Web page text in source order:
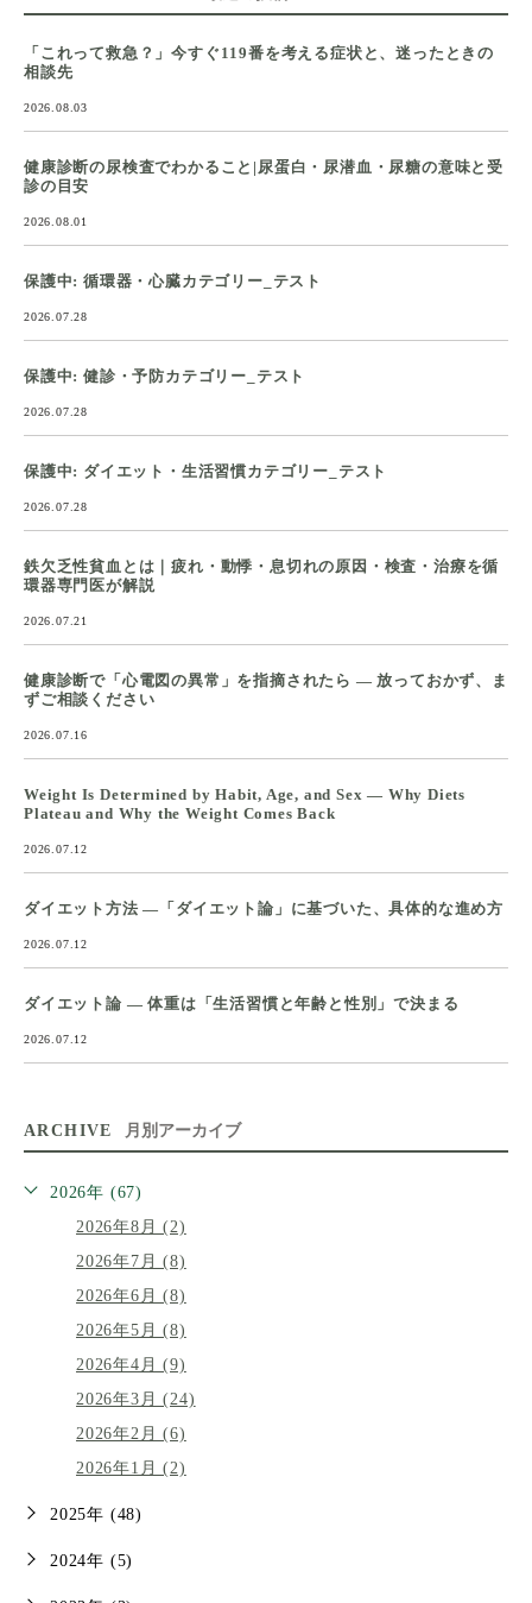
「これって救急？」今すぐ119番を考える症状と、迷ったときの
相談先
2026.08.03
健康診断の尿検査でわかること|尿蛋白・尿潜血・尿糖の意味と受
診の目安
2026.08.01
保護中: 循環器・心臓カテゴリー_テスト
2026.07.28
保護中: 健診・予防カテゴリー_テスト
2026.07.28
保護中: ダイエット・生活習慣カテゴリー_テスト
2026.07.28
鉄欠乏性貧血とは｜疲れ・動悸・息切れの原因・検査・治療を循
環器専門医が解説
2026.07.21
健康診断で「心電図の異常」を指摘されたら ― 放っておかず、ま
ずご相談ください
2026.07.16
Weight Is Determined by Habit, Age, and Sex — Why Diets
Plateau and Why the Weight Comes Back
2026.07.12
ダイエット方法 ―「ダイエット論」に基づいた、具体的な進め方
2026.07.12
ダイエット論 ― 体重は「生活習慣と年齢と性別」で決まる
2026.07.12
ARCHIVE 月別アーカイブ
2026年 (67)
2026年8月 (2)
2026年7月 (8)
2026年6月 (8)
2026年5月 (8)
2026年4月 (9)
2026年3月 (24)
2026年2月 (6)
2026年1月 (2)
2025年 (48)
2024年 (5)